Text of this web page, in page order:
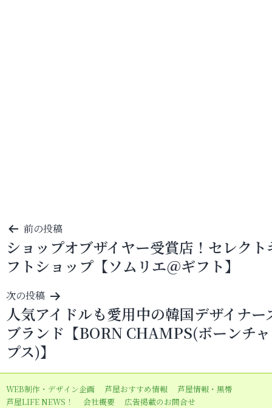
投
稿
ナ
ビ
ゲ
ー
シ
ョ
ン
前の投稿
ショップオブザイヤー受賞店！セレクト
フトショップ【ソムリエ＠ギフト】
次の投稿
人気アイドルも愛用中の韓国デザイナー
ブランド【BORN CHAMPS(ボーンチ
プス)】
WEB制作・デザイン企画 芦屋おすすめ情報
芦屋情報・黒帯
芦屋LIFE NEWS！
会社概要 広告掲載のお問合せ